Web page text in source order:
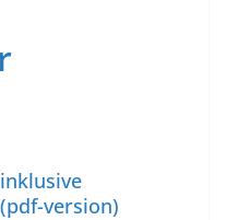
version)